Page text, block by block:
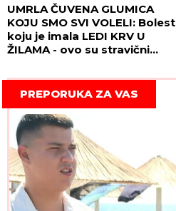
UMRLA ČUVENA GLUMICA
KOJU SMO SVI VOLELI: Bolest
koju je imala LEDI KRV U
ŽILAMA - ovo su stravični
PREPORUKA ZA VAS